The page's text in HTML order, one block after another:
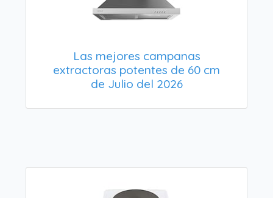
Las mejores campanas
extractoras potentes de 60 cm
de Julio del 2026